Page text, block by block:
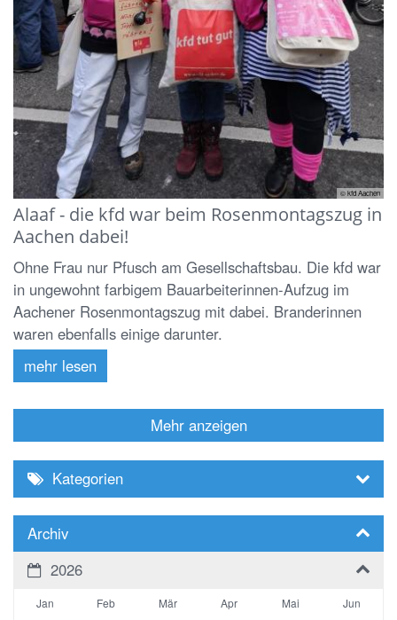
© kfd Aachen
Alaaf - die kfd war beim Rosenmontagszug in
Aachen dabei!
Ohne Frau nur Pfusch am Gesellschaftsbau. Die kfd war
in ungewohnt farbigem Bauarbeiterinnen-Aufzug im
Aachener Rosenmontagszug mit dabei. Branderinnen
waren ebenfalls einige darunter.
mehr lesen
Mehr anzeigen
Kategorien
Archiv
2026
Jan Feb Mär Apr Mai
Jun